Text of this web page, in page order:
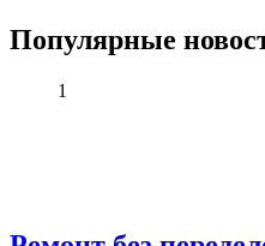
Популярные
1